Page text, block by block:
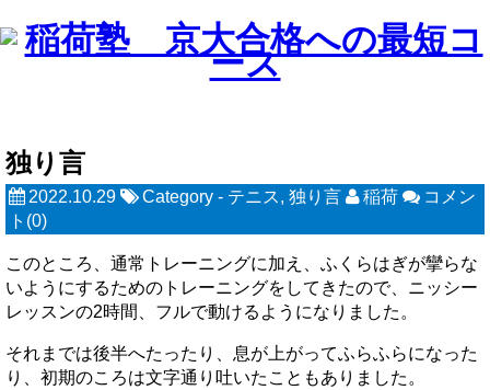
独り言
2022.10.29 Category - テニス, 独り言 稲荷
コメン
ト(0)
このところ、通常トレーニングに加え、ふくらはぎが攣らな
いようにするためのトレーニングをしてきたので、ニッシー
レッスンの2時間、フルで動けるようになりました。
それまでは後半へたったり、息が上がってふらふらになった
り、初期のころは文字通り吐いたこともありました。